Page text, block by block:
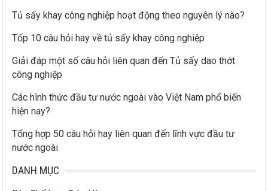
Tủ sấy khay công nghiệp hoạt động theo nguyên lý nào?
Tốp 10 câu hỏi hay về tủ sấy khay công nghiệp
Giải đáp một số câu hỏi liên quan đến Tủ sấy dao thớt
công nghiệp
Các hình thức đầu tư nước ngoài vào Việt Nam phổ biến
hiện nay?
Tổng hợp 50 câu hỏi hay liên quan đến lĩnh vực đầu tư
nước ngoài
DANH MỤC